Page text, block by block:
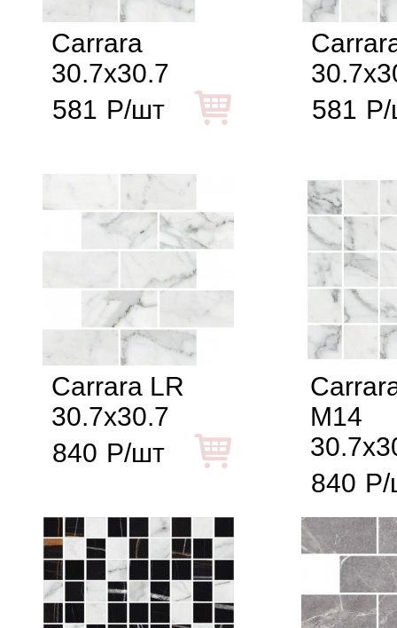
Carrara
30.7x30.7
581 Р/шт
581
Carrara LR
30.7x30.7
840 Р/шт
M14
840 Р/